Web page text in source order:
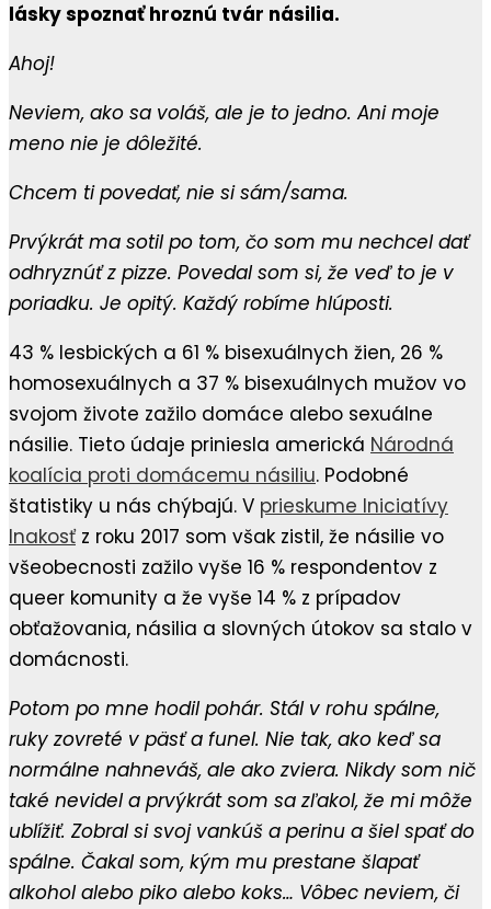
lásky spoznať hroznú tvár násilia.
Ahoj!
Neviem, ako sa voláš, ale je to jedno. Ani moje
meno nie je dôležité.
Chcem ti povedať, nie si sám/sama.
Prvýkrát ma sotil po tom, čo som mu nechcel dať
odhryznúť z pizze. Povedal som si, že veď to je v
poriadku. Je opitý. Každý robíme hlúposti.
43 % lesbických a 61 % bisexuálnych žien, 26 %
homosexuálnych a 37 % bisexuálnych mužov vo
svojom živote zažilo domáce alebo sexuálne
násilie. Tieto údaje priniesla americká Národná
koalícia proti domácemu násiliu. Podobné
štatistiky u nás chýbajú. V prieskume Iniciatívy
Inakosťz roku 2017 som však zistil, že násilie vo
všeobecnosti zažilo vyše 16 % respondentov z
queer komunity a že vyše 14 % z prípadov
obťažovania, násilia a slovných útokov sa stalo v
domácnosti.
Potom po mne hodil pohár. Stál v rohu spálne,
ruky zovreté v päsť a funel. Nie tak, ako keď sa
normálne nahneváš, ale ako zviera. Nikdy som nič
také nevidel a prvýkrát som sa zľakol, že mi môže
ublížiť. Zobral si svoj vankúš a perinu a šiel spať do
spálne. Čakal som, kým mu prestane šlapať
alkohol alebo piko alebo koks… Vôbec neviem, či